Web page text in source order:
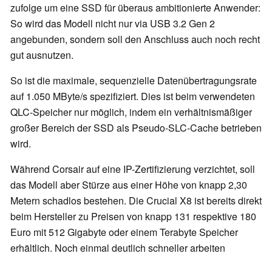
zufolge um eine SSD für überaus ambitionierte Anwender:
So wird das Modell nicht nur via USB 3.2 Gen 2
angebunden, sondern soll den Anschluss auch noch recht
gut ausnutzen.
So ist die maximale, sequenzielle Datenübertragungsrate
auf 1.050 MByte/s spezifiziert. Dies ist beim verwendeten
QLC-Speicher nur möglich, indem ein verhältnismäßiger
großer Bereich der SSD als Pseudo-SLC-Cache betrieben
wird.
Während Corsair auf eine IP-Zertifizierung verzichtet, soll
das Modell aber Stürze aus einer Höhe von knapp 2,30
Metern schadlos bestehen. Die Crucial X8 ist bereits direkt
beim Hersteller zu Preisen von knapp 131 respektive 180
Euro mit 512 Gigabyte oder einem Terabyte Speicher
erhältlich. Noch einmal deutlich schneller arbeiten